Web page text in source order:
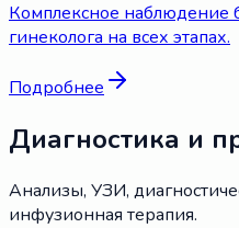
Комплексное наблюдение
гинеколога на всех этапах.
Подробнее
Диагностика и
Анализы, УЗИ,
инфузионная терапия.